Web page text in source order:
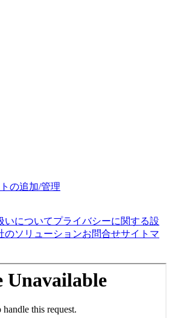
の追加/管理
いについてプライバシーに関する設
のソリューションお問合せサイトマ